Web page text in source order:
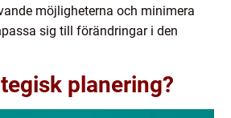
möjligheterna och minimera
sig till förändringar i den
planering?